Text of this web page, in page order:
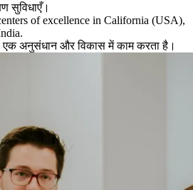
सुविधाएँ।
of excellence in California (USA),
एक अनुसंधान और विकास में काम करता है।